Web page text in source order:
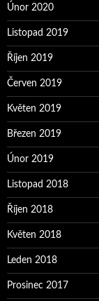
Únor 2020
Listopad 2019
Říjen 2019
Červen 2019
Květen 2019
Březen 2019
Únor 2019
Listopad 2018
Říjen 2018
Květen 2018
Leden 2018
Prosinec 2017